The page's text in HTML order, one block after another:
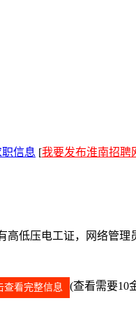
信息 [我要发布淮南招聘
高低压电工证，网络管理
查看完整信息 (查看需要10